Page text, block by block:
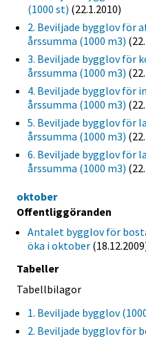
(1000 st) (22.1.2010)
2. Beviljade bygglov för
årssumma (1000 m3)
3. Beviljade bygglov för
årssumma (1000 m3)
4. Beviljade bygglov för
årssumma (1000 m3)
5. Beviljade bygglov för
årssumma (1000 m3)
6. Beviljade bygglov för
årssumma (1000 m3)
oktober
Offentliggöranden
Antalet bygglov för
öka i oktober
Tabeller
Tabellbilagor
1. Beviljade bygglov
2. Beviljade bygglov för